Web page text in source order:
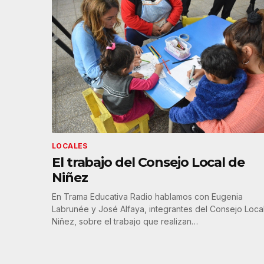
LOCALES
El trabajo del Consejo Local de
Niñez
En Trama Educativa Radio hablamos con Eugenia
Labrunée y José Alfaya, integrantes del Consejo
Niñez, sobre el trabajo que realizan…